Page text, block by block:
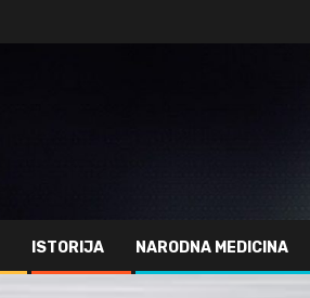
ISTORIJA NARODNA MEDICINA